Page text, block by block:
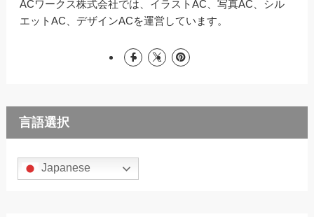
ACワークス株式会社では、イラストAC、写真AC、シル
エットAC、デザインACを運営しています。
言語選択
Japanese